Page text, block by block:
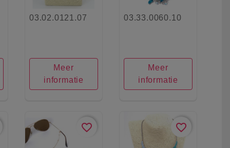
03.02.0121.07
Meer
informatie
03.33.0060.10
Meer
informatie
favorite_border favorite_border